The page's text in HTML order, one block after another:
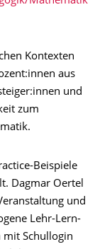
Kontexten
aus
und
zum
Beispiele
Dagmar Oertel
und
Lehr-Lern-
mit Schullogin